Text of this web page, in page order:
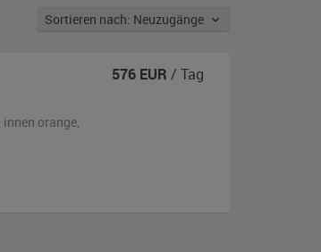
Sortieren nach: Neuzugänge
innen orange,
576 EUR / Tag